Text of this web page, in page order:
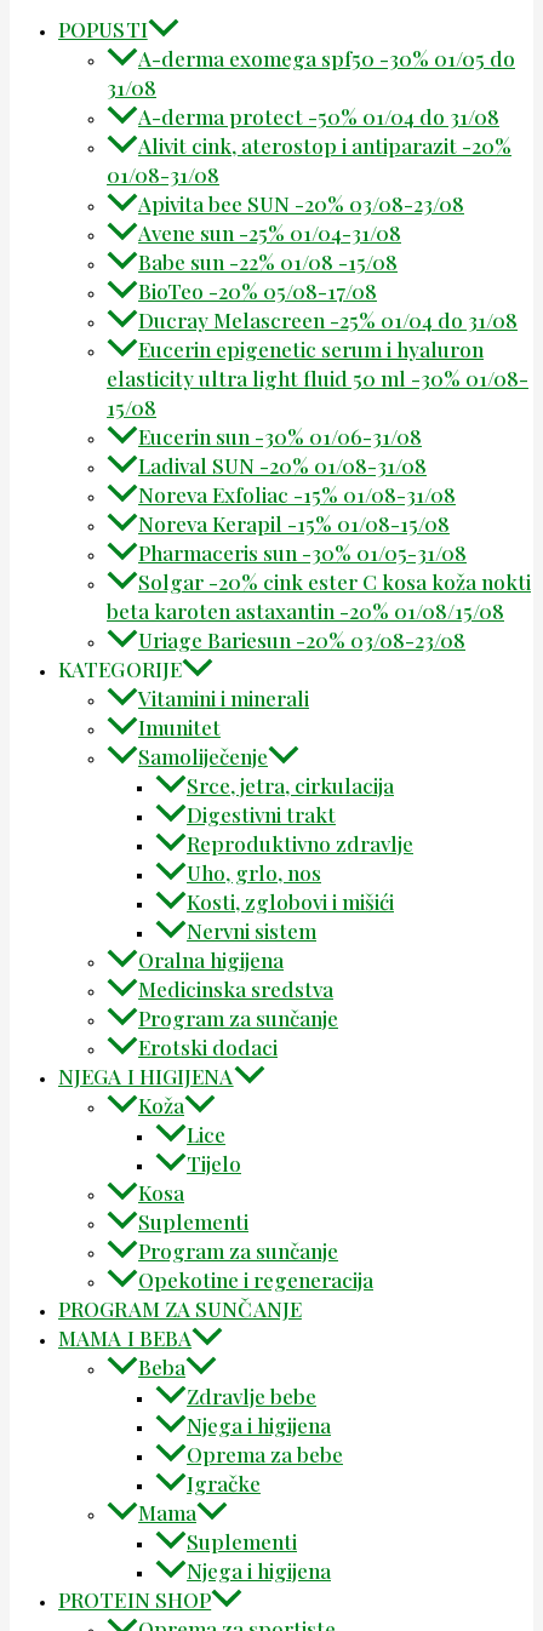
POPUSTI
A-derma exomega spf50 -30% 01/05 do
31/08
A-derma protect -50% 01/04 do 31/08
Alivit cink, aterostop i antiparazit -20%
01/08-31/08
Apivita bee SUN -20% 03/08-23/08
Avene sun -25% 01/04-31/08
Babe sun -22% 01/08 -15/08
BioTeo -20% 05/08-17/08
Ducray Melascreen -25% 01/04 do 31/08
Eucerin epigenetic serum i hyaluron
elasticity ultra light fluid 50 ml -30% 01/08-
15/08
Eucerin sun -30% 01/06-31/08
Ladival SUN -20% 01/08-31/08
Noreva Exfoliac -15% 01/08-31/08
Noreva Kerapil -15% 01/08-15/08
Pharmaceris sun -30% 01/05-31/08
Solgar -20% cink ester C kosa koža nokti
beta karoten astaxantin -20% 01/08/15/08
Uriage Bariesun -20% 03/08-23/08
KATEGORIJE
Vitamini i minerali
Imunitet
Samoliječenje
Srce, jetra, cirkulacija
Digestivni trakt
Reproduktivno zdravlje
Uho, grlo, nos
Kosti, zglobovi i mišići
Nervni sistem
Oralna higijena
Medicinska sredstva
Program za sunčanje
Erotski dodaci
NJEGA I HIGIJENA
Koža
Lice
Tijelo
Kosa
Suplementi
Program za sunčanje
Opekotine i regeneracija
PROGRAM ZA SUNČANJE
MAMA I BEBA
Beba
Zdravlje bebe
Njega i higijena
Oprema za bebe
Igračke
Mama
Suplementi
Njega i higijena
PROTEIN SHOP